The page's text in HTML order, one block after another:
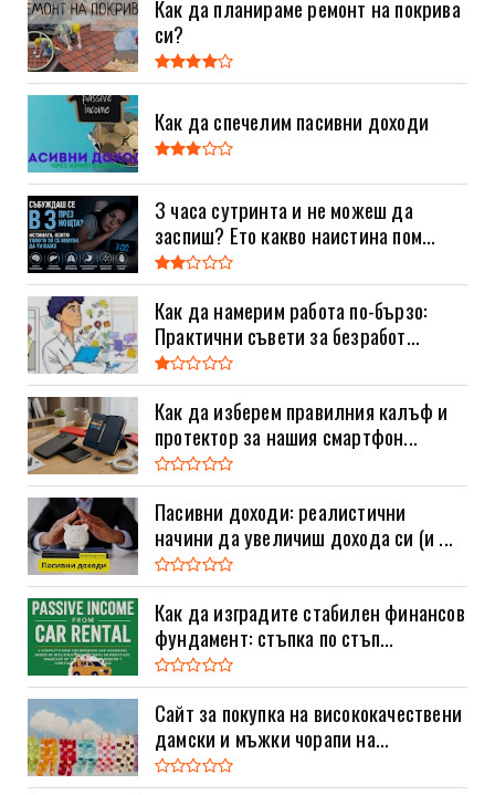
Как да планираме ремонт на покрива
си?
Как да спечелим пасивни доходи
3 часа сутринта и не можеш да
заспиш? Ето какво наистина пом...
Как да намерим работа по-бързо:
Практични съвети за безработ...
Как да изберем правилния калъф и
протектор за нашия смартфон...
Пасивни доходи: реалистични
начини да увеличиш дохода си (и ...
Как да изградите стабилен финансов
фундамент: стъпка по стъп...
Сайт за покупка на висококачествени
дамски и мъжки чорапи на...